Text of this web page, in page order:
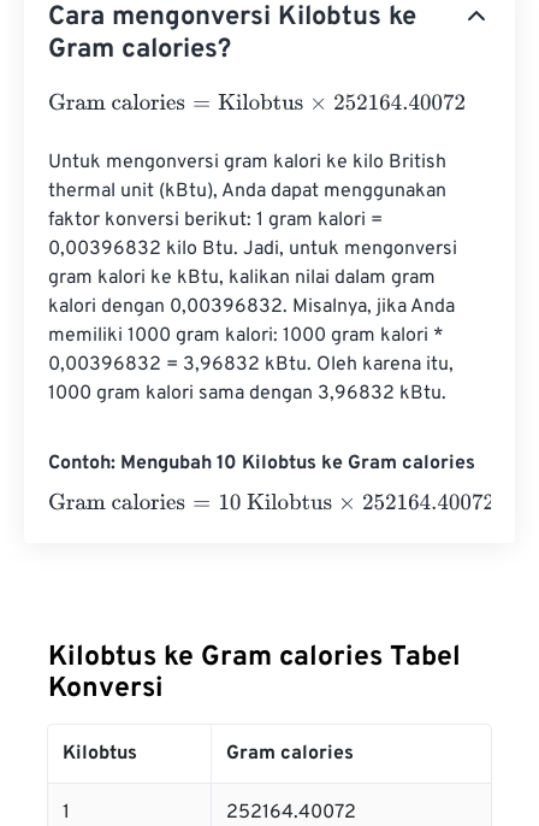
Cara mengonversi Kilobtus ke
Gram calories?
Gram calories=Kilobtus×252164.40072
Untuk mengonversi gram kalori ke kilo British
thermal unit (kBtu), Anda dapat menggunakan
faktor konversi berikut: 1 gram kalori =
0,00396832 kilo Btu. Jadi, untuk mengonversi
gram kalori ke kBtu, kalikan nilai dalam gram
kalori dengan 0,00396832. Misalnya, jika Anda
memiliki 1000 gram kalori: 1000 gram kalori *
0,00396832 = 3,96832 kBtu. Oleh karena itu,
1000 gram kalori sama dengan 3,96832 kBtu.
Contoh: Mengubah 10 Kilobtus ke Gram calories
Gram calories=10 Kilobtus×252164.40072=
Kilobtus ke Gram calories Tabel
Konversi
Kilobtus Gram calories
1 252164.40072